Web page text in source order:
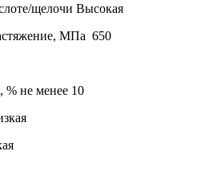
щелочи Высокая
МПа 650
% не менее 10